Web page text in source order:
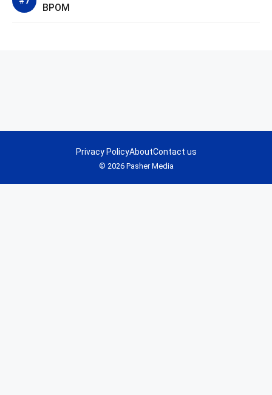
BPOM
© 2026 Pasher Media
Privacy PolicyAboutContact us